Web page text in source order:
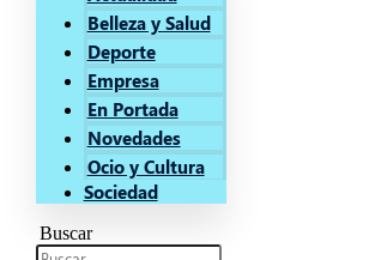
Belleza y Salud
Deporte
Empresa
En Portada
Novedades
Ocio y Cultura
Sociedad
Buscar